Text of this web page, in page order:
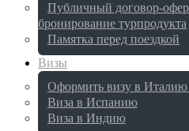
Публичный договор-
бронирование турпродукта
Памятка перед поездкой
Визы
Оформить визу в
Виза в Испанию
Виза в Индию